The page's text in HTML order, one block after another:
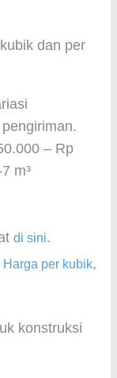
dan per
– Rp
m³
di sini.
Harga per kubik,
konstruksi